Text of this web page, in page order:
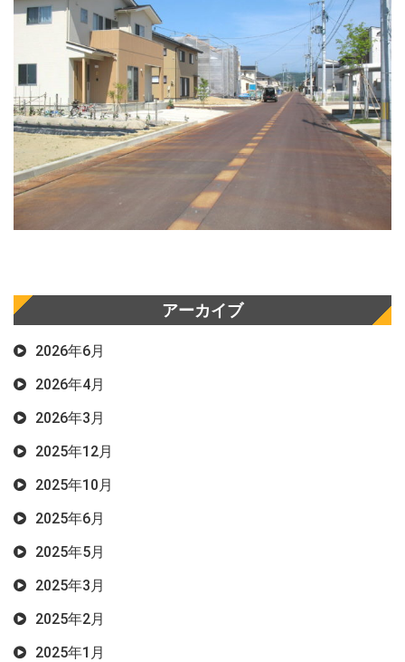
アーカイブ
2026年6月
2026年4月
2026年3月
2025年12月
2025年10月
2025年6月
2025年5月
2025年3月
2025年2月
2025年1月